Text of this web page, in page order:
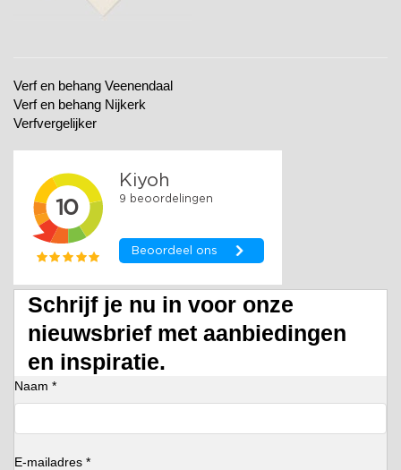
Verf en behang Veenendaal
Verf en behang Nijkerk
Verfvergelijker
Schrijf je nu in voor onze
nieuwsbrief met aanbiedingen
en inspiratie.
Naam *
E-mailadres *